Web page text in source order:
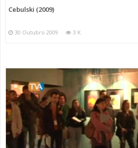
Cebulski (2009)
30 Outubro 2009 3 K